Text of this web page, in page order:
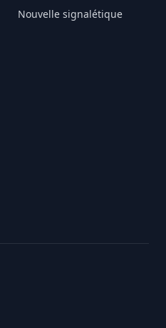
Nouvelle signalétique